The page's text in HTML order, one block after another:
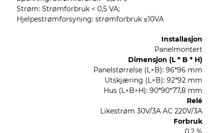
Strøm: Strømforbruk < 0,5 VA;
Hjelpestrømforsyning: strømforbruk ≤10VA
Installasjon
Panelmontert
Dimensjon (L * B * H)
Panelstørrelse (L×B): 96*96 mm
Utskjæring (L×B): 92*92 mm
Hus (L×B×H): 90*90*77,8 mm
Relé
Likestrøm 30V/3A AC 220V/3A
Forbruk